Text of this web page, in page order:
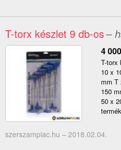
T-torx készlet 9 db-os–
4 000
T-torx
10 x
mm T
150
50 x
szerszampiac.hu – 2018.02.04.